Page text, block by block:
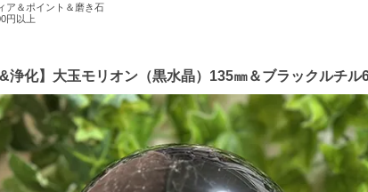
ア＆ポイント＆磨き石
円以上
&浄化】大玉モリオン（黒水晶）135㎜＆ブラックルチ